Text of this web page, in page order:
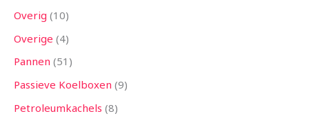
Overig 10
Overige 4
Pannen 51
Passieve Koelboxen 9
Petroleumkachels 8